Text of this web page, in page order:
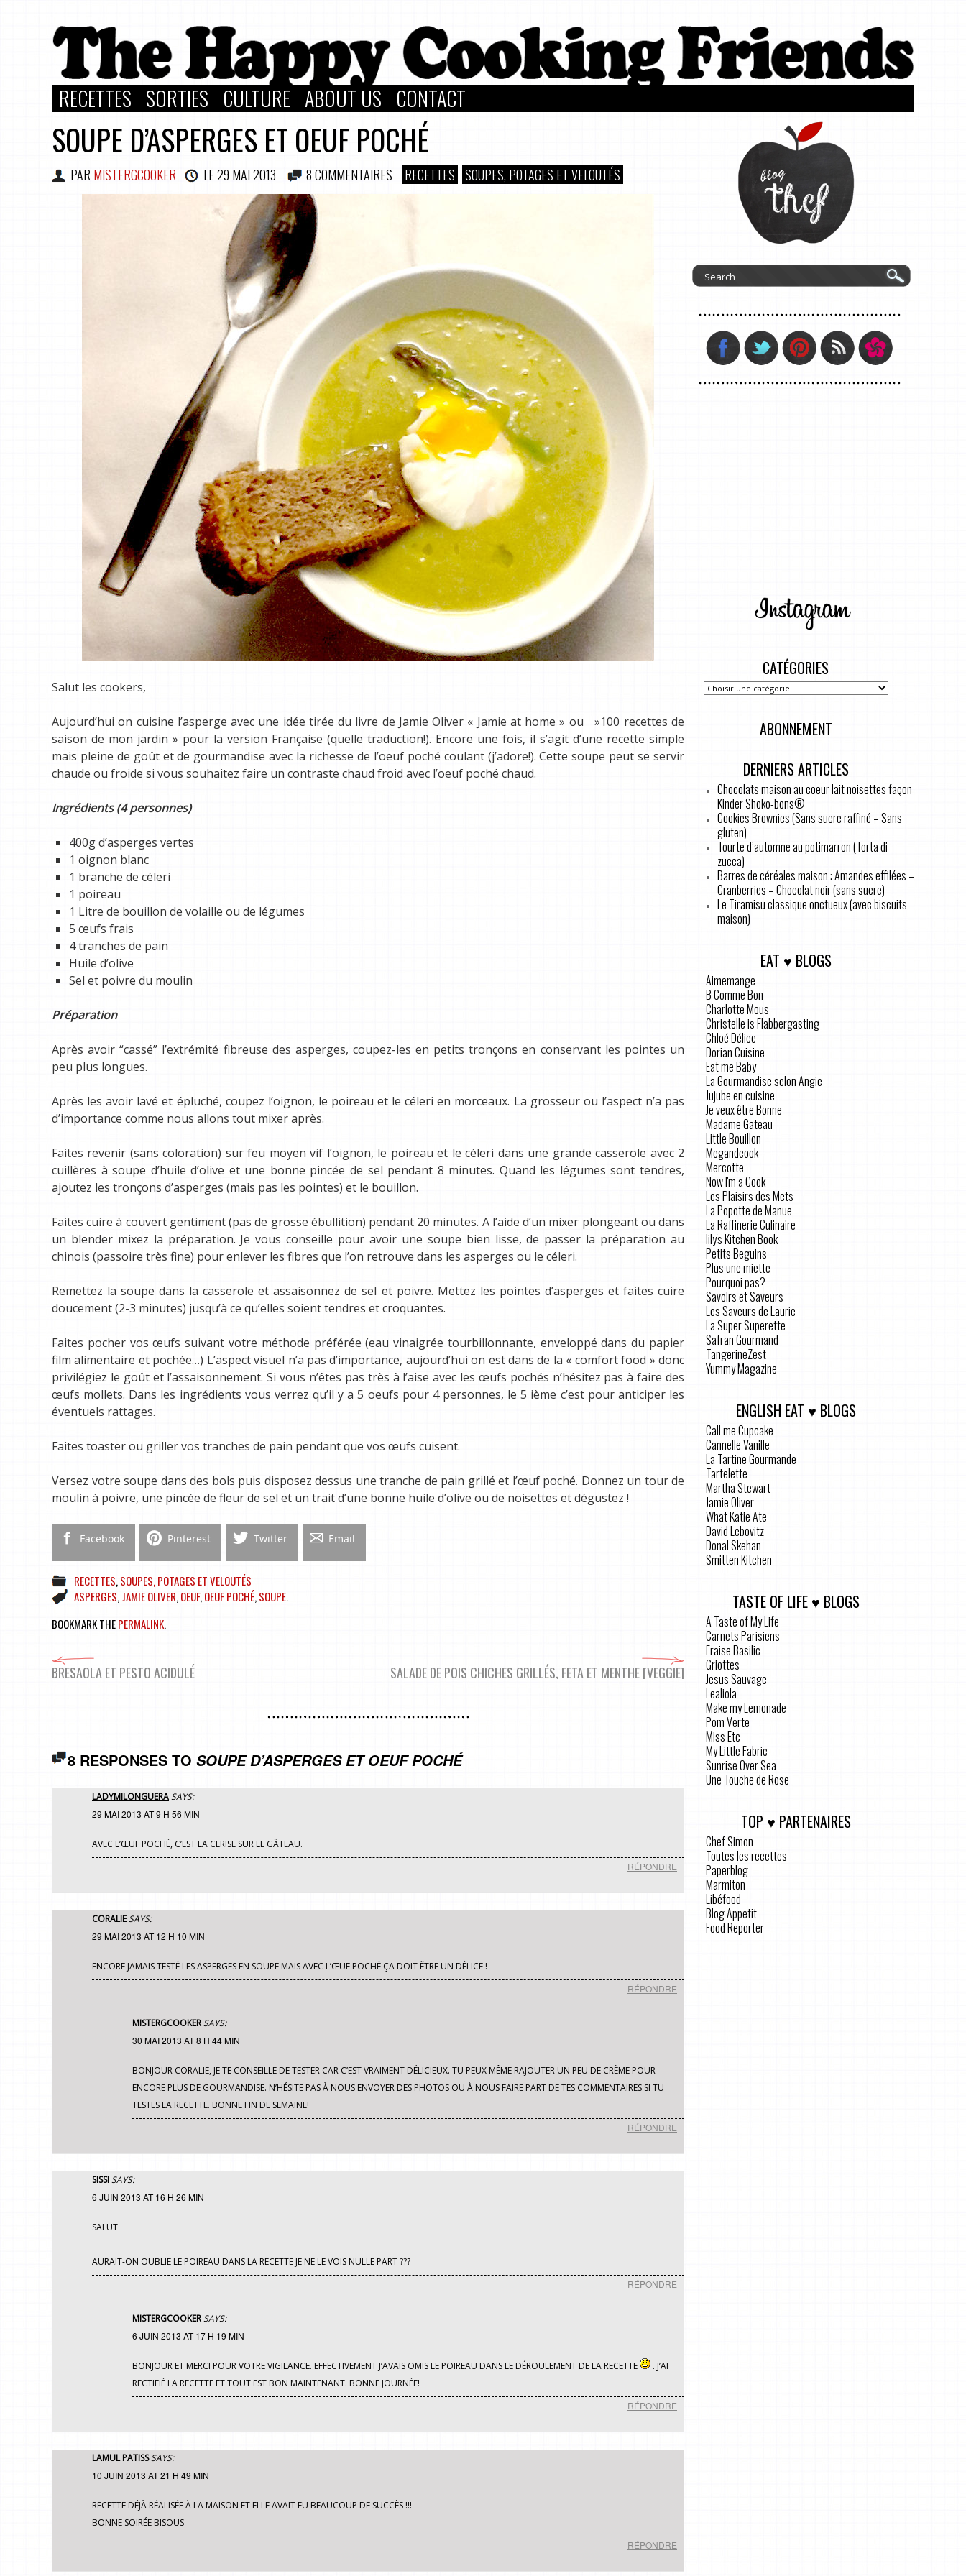
RECETTES SORTIES CULTURE ABOUT US CONTACT
SOUPE D’ASPERGES ET OEUF POCHÉ
PAR MISTERGCOOKER LE29 MAI 2013 8 COMMENTAIRES RECETTES SOUPES, POTAGES ET VELOUTÉS
Salut les cookers,
Aujourd’hui on cuisine l’asperge avec une idée tirée du livre de Jamie Oliver « Jamie at home » ou »100 recettes de
saison de mon jardin » pour la version Française (quelle traduction!). Encore une fois, il s’agit d’une recette simple
mais pleine de goût et de gourmandise avec la richesse de l’oeuf poché coulant (j’adore!). Cette soupe peut se servir
chaude ou froide si vous souhaitez faire un contraste chaud froid avec l’oeuf poché chaud.
Ingrédients (4 personnes)
400g d’asperges vertes
1 oignon blanc
1 branche de céleri
1 poireau
1 Litre de bouillon de volaille ou de légumes
5 œufs frais
4 tranches de pain
Huile d’olive
Sel et poivre du moulin
Préparation
Après avoir “cassé” l’extrémité fibreuse des asperges, coupez-les en petits tronçons en conservant les pointes un
peu plus longues.
Après les avoir lavé et épluché, coupez l’oignon, le poireau et le céleri en morceaux. La grosseur ou l’aspect n’a pas
d’importance comme nous allons tout mixer après.
Faites revenir (sans coloration) sur feu moyen vif l’oignon, le poireau et le céleri dans une grande casserole avec 2
cuillères à soupe d’huile d’olive et une bonne pincée de sel pendant 8 minutes. Quand les légumes sont tendres,
ajoutez les tronçons d’asperges (mais pas les pointes) et le bouillon.
Faites cuire à couvert gentiment (pas de grosse ébullition) pendant 20 minutes. A l’aide d’un mixer plongeant ou dans
un blender mixez la préparation. Je vous conseille pour avoir une soupe bien lisse, de passer la préparation au
chinois (passoire très fine) pour enlever les fibres que l’on retrouve dans les asperges ou le céleri.
Remettez la soupe dans la casserole et assaisonnez de sel et poivre. Mettez les pointes d’asperges et faites cuire
doucement (2-3 minutes) jusqu’à ce qu’elles soient tendres et croquantes.
Faites pocher vos œufs suivant votre méthode préférée (eau vinaigrée tourbillonnante, enveloppé dans du papier
film alimentaire et pochée…) L’aspect visuel n’a pas d’importance, aujourd’hui on est dans de la « comfort food » donc
privilégiez le goût et l’assaisonnement. Si vous n’êtes pas très à l’aise avec les œufs pochés n’hésitez pas à faire des
œufs mollets. Dans les ingrédients vous verrez qu’il y a 5 oeufs pour 4 personnes, le 5 ième c’est pour anticiper les
éventuels rattages.
Faites toaster ou griller vos tranches de pain pendant que vos œufs cuisent.
Versez votre soupe dans des bols puis disposez dessus une tranche de pain grillé et l’œuf poché. Donnez un tour de
moulin à poivre, une pincée de fleur de sel et un trait d’une bonne huile d’olive ou de noisettes et dégustez !
Facebook Pinterest Twitter Email
RECETTES,SOUPES, POTAGES ET VELOUTÉS
ASPERGES,JAMIE OLIVER,OEUF,OEUF POCHÉ,SOUPE.
BOOKMARK THEPERMALINK.
BRESAOLA ET PESTO ACIDULÉ SALADE DE POIS CHICHES GRILLÉS, FETA ET MENTHE [VEGGIE]
8 RESPONSES TO SOUPE D’ASPERGES ET OEUF POCHÉ
LADYMILONGUERASAYS:
29 MAI 2013 AT 9 H 56 MIN
AVEC L’ŒUF POCHÉ, C’EST LA CERISE SUR LE GÂTEAU.
RÉPONDRE
CORALIESAYS:
29 MAI 2013 AT 12 H 10 MIN
ENCORE JAMAIS TESTÉ LES ASPERGES EN SOUPE MAIS AVEC L’ŒUF POCHÉ ÇA DOIT ÊTRE UN DÉLICE !
RÉPONDRE
MISTERGCOOKERSAYS:
30 MAI 2013 AT 8 H 44 MIN
BONJOUR CORALIE, JE TE CONSEILLE DE TESTER CAR C’EST VRAIMENT DÉLICIEUX. TU PEUX MÊME RAJOUTER UN PEU DE CRÈME POUR
ENCORE PLUS DE GOURMANDISE. N’HÉSITE PAS À NOUS ENVOYER DES PHOTOS OU À NOUS FAIRE PART DE TES COMMENTAIRES SI TU
TESTES LA RECETTE. BONNE FIN DE SEMAINE!
RÉPONDRE
SISSISAYS:
6 JUIN 2013 AT 16 H 26 MIN
SALUT
AURAIT-ON OUBLIE LE POIREAU DANS LA RECETTE JE NE LE VOIS NULLE PART ???
RÉPONDRE
MISTERGCOOKERSAYS:
6 JUIN 2013 AT 17 H 19 MIN
BONJOUR ET MERCI POUR VOTRE VIGILANCE. EFFECTIVEMENT J’AVAIS OMIS LE POIREAU DANS LE DÉROULEMENT DE LA RECETTE
. J’AI
RECTIFIÉ LA RECETTE ET TOUT EST BON MAINTENANT. BONNE JOURNÉE!
RÉPONDRE
LAMUL PATISSSAYS:
10 JUIN 2013 AT 21 H 49 MIN
RECETTE DÉJÀ RÉALISÉE À LA MAISON ET ELLE AVAIT EU BEAUCOUP DE SUCCÈS !!!
BONNE SOIRÉE BISOUS
RÉPONDRE
CATÉGORIES
ABONNEMENT
DERNIERS ARTICLES
Chocolats maison au coeur lait noisettes façon
Kinder Shoko-bons®
Cookies Brownies (Sans sucre raffiné – Sans
gluten)
Tourte d’automne au potimarron (Torta di
zucca)
Barres de céréales maison : Amandes effilées –
Cranberries – Chocolat noir (sans sucre)
Le Tiramisu classique onctueux (avec biscuits
maison)
EAT ♥ BLOGS
Aimemange
B Comme Bon
Charlotte Mous
Christelle is Flabbergasting
Chloé Délice
Dorian Cuisine
Eat me Baby
La Gourmandise selon Angie
Jujube en cuisine
Je veux être Bonne
Madame Gateau
Little Bouillon
Megandcook
Mercotte
Now I'm a Cook
Les Plaisirs des Mets
La Popotte de Manue
La Raffinerie Culinaire
lily's Kitchen Book
Petits Beguins
Plus une miette
Pourquoi pas?
Savoirs et Saveurs
Les Saveurs de Laurie
La Super Superette
Safran Gourmand
TangerineZest
Yummy Magazine
ENGLISH EAT ♥ BLOGS
Call me Cupcake
Cannelle Vanille
La Tartine Gourmande
Tartelette
Martha Stewart
Jamie Oliver
What Katie Ate
David Lebovitz
Donal Skehan
Smitten Kitchen
TASTE OF LIFE ♥ BLOGS
A Taste of My Life
Carnets Parisiens
Fraise Basilic
Griottes
Jesus Sauvage
Lealiola
Make my Lemonade
Pom Verte
Miss Etc
My Little Fabric
Sunrise Over Sea
Une Touche de Rose
TOP ♥ PARTENAIRES
Chef Simon
Toutes les recettes
Paperblog
Marmiton
Libéfood
Blog Appetit
Food Reporter